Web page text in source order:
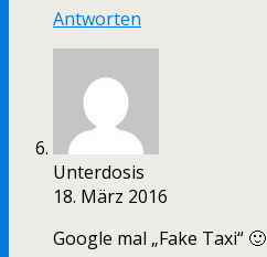
Antworten
Unterdosis
18. März 2016
Google mal „Fake Taxi“ 🙂